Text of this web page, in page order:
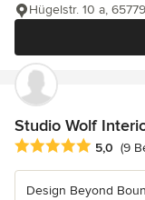
Hügelstr. 10 a,
Studio Wolf
Durchschnittliche
5,0 (9
Design Beyond